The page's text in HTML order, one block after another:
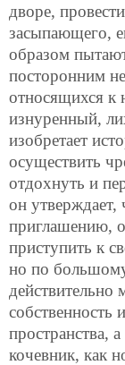
дворе,
засыпающего,
образом
посторонним
относящихся к
изнуренный,
изобретает
осуществить
отдохнуть и
он
приглашению,
приступить к
но по
собственность
пространства,
кочевник, как